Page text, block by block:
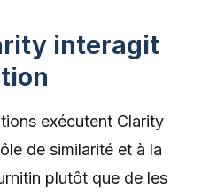
interagit
exécutent Clarity
de similarité et à la
plutôt que de les